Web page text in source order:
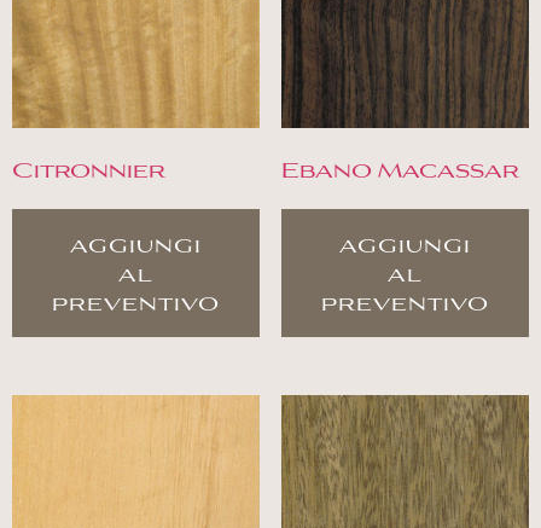
Citronnier
aggiungi
al
preventivo
Ebano Macassar
aggiungi
al
preventivo